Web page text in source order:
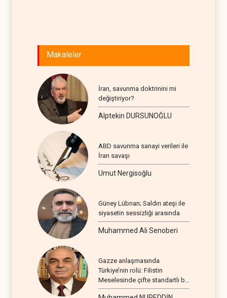
Makaleler
İran, savunma doktrinini mi
değiştiriyor?
Alptekin DURSUNOĞLU
ABD savunma sanayi verileri ile
İran savaşı
Umut Nergisoğlu
Güney Lübnan; Saldırı ateşi ile
siyasetin sessizliği arasında
Muhammed Ali Senoberi
Gazze anlaşmasında
Türkiye’nin rolü: Filistin
Meselesinde çifte standartlı bir
seyir